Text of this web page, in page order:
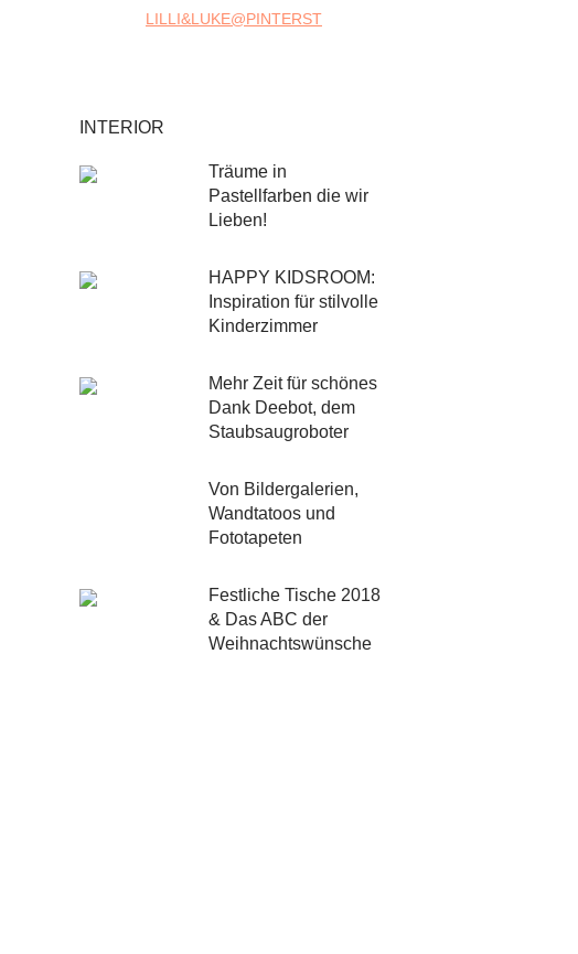
LILLI&LUKE@PINTERST
INTERIOR
Träume in
Pastellfarben die wir
Lieben!
HAPPY KIDSROOM:
Inspiration für stilvolle
Kinderzimmer
Mehr Zeit für schönes
Dank Deebot, dem
Staubsaugroboter
Von Bildergalerien,
Wandtatoos und
Fototapeten
Festliche Tische 2018
& Das ABC der
Weihnachtswünsche